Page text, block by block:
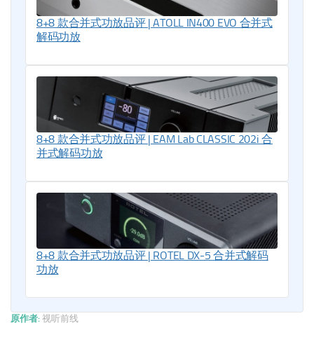
8+8 款合并式功放品评 | ATOLL IN400 EVO 合并式
解码功放
8+8 款合并式功放品评 | EAM Lab CLASSIC 202i 合
并式解码功放
8+8 款合并式功放品评 | ROTEL DX-5 合并式解码
功放
原作者: 视听前线